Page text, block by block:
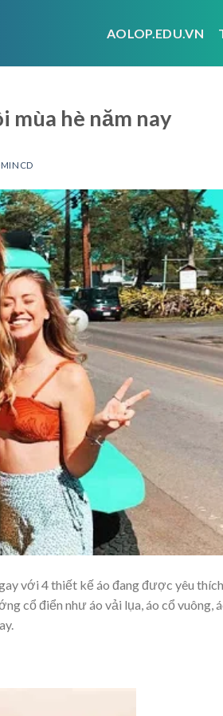
AOLOP.EDU.VN
mùa hè năm nay
với 4 thiết kế áo đang được yêu thích
cổ điển như áo vải lụa, áo cổ vuông,